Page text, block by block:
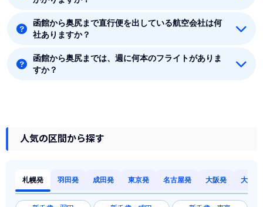
す。
函館から奥尻まで平均フライト時間は約30分です。
函館から奥尻まで直行便を出している航空会社は何
社ありますか？
函館から奥尻まで直行便を出している航空会社は1社あ
ります。
函館から奥尻までは、週に何本のフライトがありま
すか？
人気の区間から探す
札幌発 羽田発 成田発 東京発 名古屋発 大阪発 大阪発